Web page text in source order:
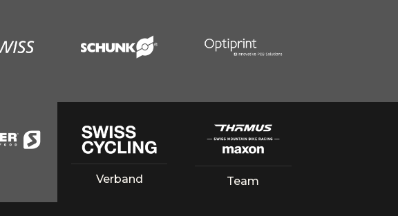
Verband Team